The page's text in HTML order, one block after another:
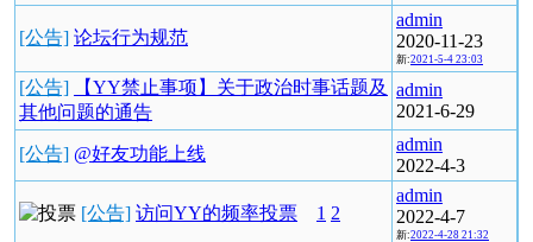
[公告] 论坛行为规范
admin
2020-11-23
新:2021-5-4 23:03
[公告]
【YY禁止事项】关于政治时事话题及
其他问题的通告
admin
2021-6-29
[公告] @好友功能上线
admin
2022-4-3
[公告] 访问YY的频率投票 1 2
admin
2022-4-7
新:2022-4-28 21:32